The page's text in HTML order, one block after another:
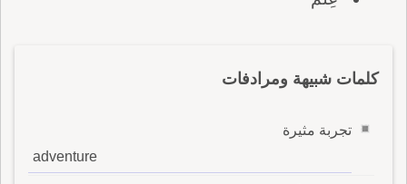
كلمات شبيهة ومرادفات
تجربة مثيرة
adventure